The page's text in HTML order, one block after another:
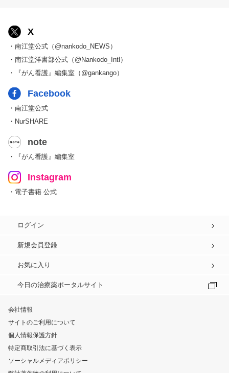
X
・南江堂公式（@nankodo_NEWS）
・南江堂洋書部公式（@Nankodo_Intl）
・『がん看護』編集室（@gankango）
Facebook
・南江堂公式
・NurSHARE
note
・『がん看護』編集室
Instagram
・電子書籍 公式
ログイン
新規会員登録
お気に入り
今日の治療薬ポータルサイト
会社情報
サイトのご利用について
個人情報保護方針
特定商取引法に基づく表示
ソーシャルメディアポリシー